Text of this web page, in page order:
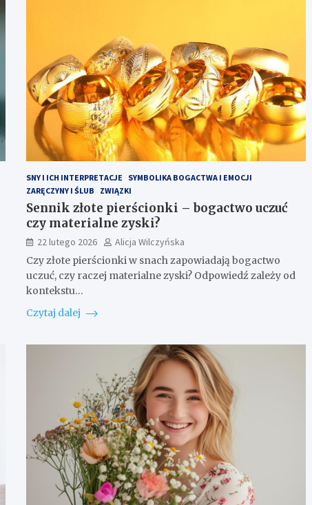
SNY I ICH INTERPRETACJE
SYMBOLIKA BOGACTWA I EMOCJI
ZARĘCZYNY I ŚLUB
ZWIĄZKI
Sennik złote pierścionki – bogactwo uczuć
czy materialne zyski?
22 lutego 2026
Alicja Wilczyńska
Czy złote pierścionki w snach zapowiadają bogactwo
uczuć, czy raczej materialne zyski? Odpowiedź zależy od
kontekstu…
Czytaj dalej